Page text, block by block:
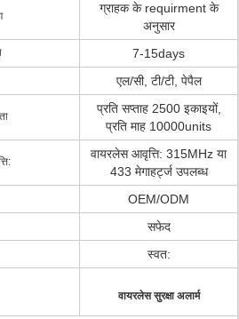
ग्राहक के requirment के
अनुसार
7-15days
एल/सी, टी/टी, पेपैल
प्रति सप्ताह 2500 इकाइयों,
प्रति माह 10000units
वायरलेस आवृत्ति: 315MHz या
433 मेगाहर्ट्ज उपलब्ध
OEM/ODM
सफेद
स्वत:
वायरलेस सुरक्षा अलार्म